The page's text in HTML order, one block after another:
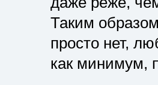
Таким
просто нет,
как минимум,